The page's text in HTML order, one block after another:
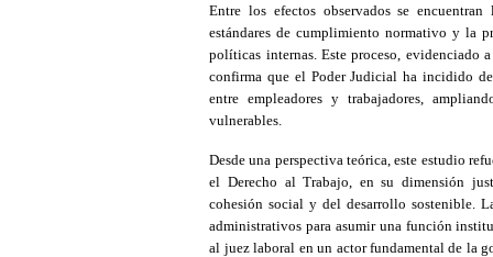
Entre los efectos observados se
estándares de cumplimiento normativo y la
políticas internas. Este proceso, evidenciado
confirma que el Poder Judicial ha incidido
entre empleadores y trabajadores,
vulnerables.
Desde una perspectiva teórica, este estudio
el Derecho al Trabajo, en su dimensión
cohesión social y del desarrollo sostenible.
administrativos para asumir una función
al juez laboral en un actor fundamental de la